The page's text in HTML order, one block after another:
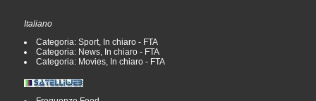
Italiano
Categoria: Sport, In chiaro - FTA
Categoria: News, In chiaro - FTA
Categoria: Movies, In chiaro - FTA